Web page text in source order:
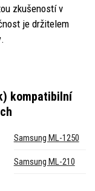
zkušeností v
je držitelem
.
kompatibilní
Samsung ML-1250
Samsung ML-210